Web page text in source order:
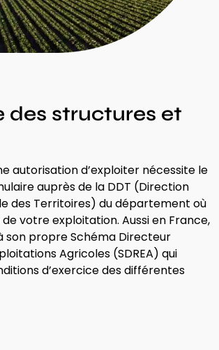
des structures et
autorisation d’exploiter nécessite le
auprès de la DDT (Direction
des Territoires) du département où
votre exploitation. Aussi en France,
son propre Schéma Directeur
Agricoles (SDREA) qui
d’exercicedes différentes